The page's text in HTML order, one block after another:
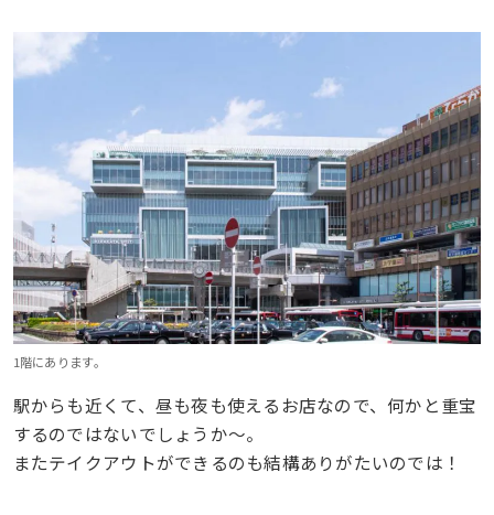
1階にあります。
駅からも近くて、昼も夜も使えるお店なので、何かと重宝
するのではないでしょうか〜。
またテイクアウトができるのも結構ありがたいのでは！